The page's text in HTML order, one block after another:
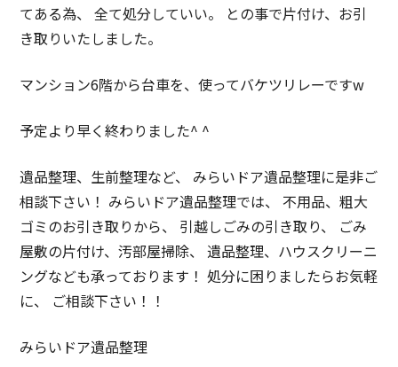
てある為、 全て処分していい。 との事で片付け、お引
き取りいたしました。
マンション6階から台車を、使ってバケツリレーですw
予定より早く終わりました^ ^
遺品整理、生前整理など、 みらいドア遺品整理に是非ご
相談下さい！ みらいドア遺品整理では、 不用品、粗大
ゴミのお引き取りから、 引越しごみの引き取り、 ごみ
屋敷の片付け、汚部屋掃除、 遺品整理、ハウスクリーニ
ングなども承っております！ 処分に困りましたらお気軽
に、 ご相談下さい！！
みらいドア遺品整理